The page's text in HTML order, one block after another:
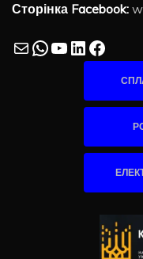
Сторінка Facebook:
MailWhatsApp
YouTube
LinkedIn